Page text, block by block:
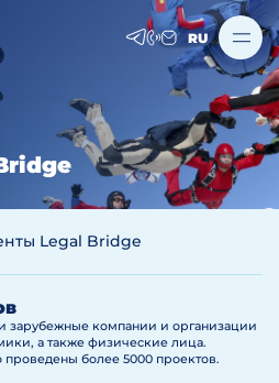
RU
Legal Bridge
компании и организации
а также физические лица.
проведены более 5000 проектов.